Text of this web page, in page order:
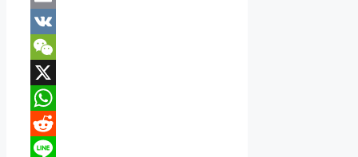
Email
VK
WeChat
X
WhatsApp
Reddit